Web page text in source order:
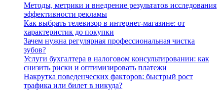
Методы, метрики и внедрение результатов исследования
эффективности рекламы
Как выбрать телевизор в интернет-магазине: от
характеристик до покупки
Зачем нужна регулярная профессиональная чистка
зубов?
Услуги бухгалтера в налоговом консультировании: как
снизить риски и оптимизировать платежи
Накрутка поведенческих факторов: быстрый рост
трафика или билет в никуда?